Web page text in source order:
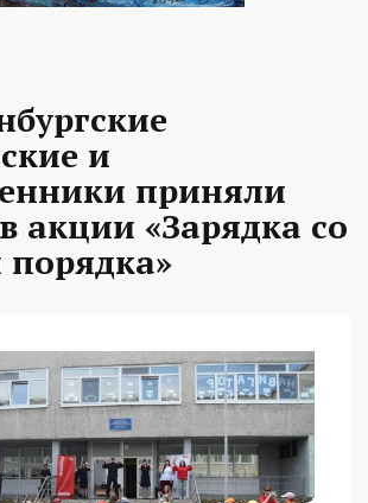
и
приняли
акции «Зарядка со